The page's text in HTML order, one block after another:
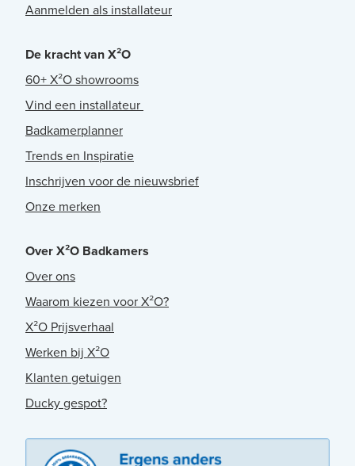
Aanmelden als installateur
De kracht van X²O
60+ X²O showrooms
Vind een installateur
Badkamerplanner
Trends en Inspiratie
Inschrijven voor de nieuwsbrief
Onze merken
Over X²O Badkamers
Over ons
Waarom kiezen voor X²O?
X²O Prijsverhaal
Werken bij X²O
Klanten getuigen
Ducky gespot?